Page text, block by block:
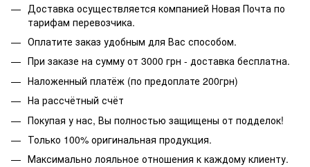
Доставка осуществляется компанией Новая Почта по
тарифам перевозчика.
Оплатите заказ удобным для Вас способом.
При заказе на сумму от 3000 грн - доставка бесплатна.
Наложенный платёж (по предоплате 200грн)
На рассчётный счёт
Покупая у нас, Вы полностью защищены от подделок!
Только 100% оригинальная продукция.
Максимально лояльное отношения к каждому клиенту.